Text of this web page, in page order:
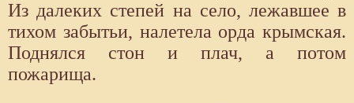
Из далеких степей на село, лежавшее в
тихом забытьи, налетела орда крымская.
Поднялся стон и плач, а потом
пожарища.